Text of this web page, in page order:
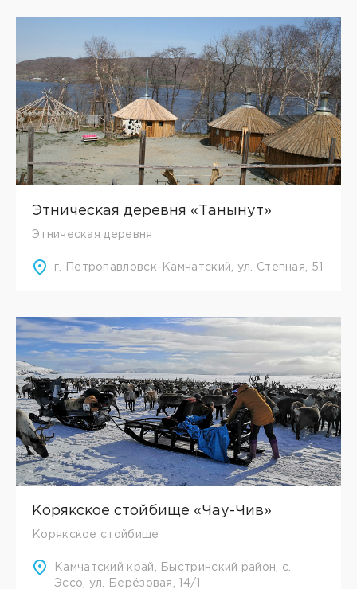
Этническая деревня «Танынут»
Этническая деревня
г. Петропавловск-Камчатский, ул. Степная, 51
Корякское стойбище «Чау-Чив»
Корякское стойбище
Камчатский край, Быстринский район, с.
Эссо, ул. Берёзовая, 14/1